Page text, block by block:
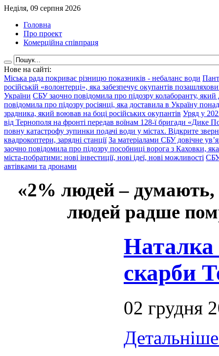
Неділя, 09 серпня 2026
Головна
Про проект
Комерційна співпраця
Нове на сайті:
Міська рада покриває різницю показників - небаланс води
російській «волонтерці», яка забезпечує окупантів
України СБУ заочно повідомила про підозру колаборанту,
повідомила про підозру росіянці, яка доставила в Україну
зрадника, який воював на боці російських окупантів Уряд у
від Тернополя на фронті передав воїнам 128-ї бригади «Дике
повну катастрофу зупинки подачі води у містах. Відкрите
квадрокоптери, зарядні станції За матеріалами СБУ довічне
заочно повідомила про підозру пособниці ворога з Каховки,
міста-побратими: нові інвестиції, нові ідеї, нові можливості СБУ
автівками та дронами
«2% людей –
людей радше
Наталка
скарби
02 грудня